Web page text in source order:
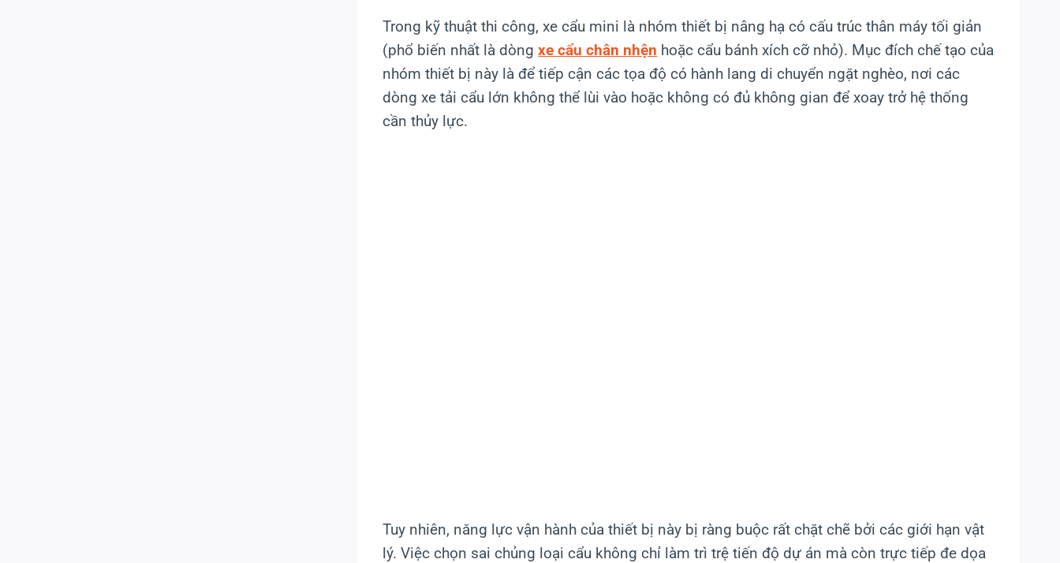
Trong kỹ thuật thi công, xe cẩu mini là nhóm thiết bị nâng hạ có cấu trúc thân máy tối giản
(phổ biến nhất là dòngxe cẩu chân nhện hoặc cẩu bánh xích cỡ nhỏ). Mục đích chế tạo của
nhóm thiết bị này là để tiếp cận các tọa độ có hành lang di chuyển ngặt nghèo, nơi các
dòng xe tải cẩu lớn không thể lùi vào hoặc không có đủ không gian để xoay trở hệ thống
cần thủy lực.
Tuy nhiên, năng lực vận hành của thiết bị này bị ràng buộc rất chặt chẽ bởi các giới hạn vật
lý. Việc chọn sai chủng loại cẩu không chỉ làm trì trệ tiến độ dự án mà còn trực tiếp đe dọa